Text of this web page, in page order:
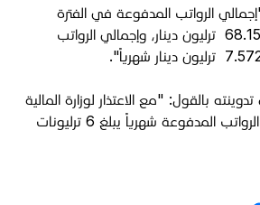
الرواتب المدفوعة في الفترة
المذكورة أعلاه، بلغ 68.155 ترليون دينار، وإجمالي الرواتب
بالقول: "مع الاعتذار لوزارة المالية
التي نشرت أن إجمالي الرواتب المدفوعة شهرياً يبلغ 6 ترليونات